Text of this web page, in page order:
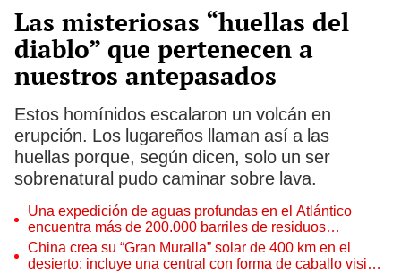
Las misteriosas “huellas del
diablo” que pertenecen a
nuestros antepasados
Estos homínidos escalaron un volcán en
erupción. Los lugareños llaman así a las
huellas porque, según dicen, solo un ser
sobrenatural pudo caminar sobre lava.
Una expedición de aguas profundas en el Atlántico
encuentra más de 200.000 barriles de residuos
radiactivos con fugas
China crea su “Gran Muralla” solar de 400 km en el
desierto: incluye una central con forma de caballo visible